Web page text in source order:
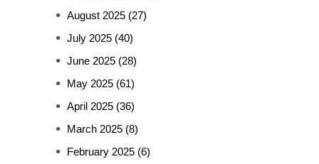
August 2025 (27)
July 2025 (40)
June 2025 (28)
May 2025 (61)
April 2025 (36)
March 2025 (8)
February 2025 (6)